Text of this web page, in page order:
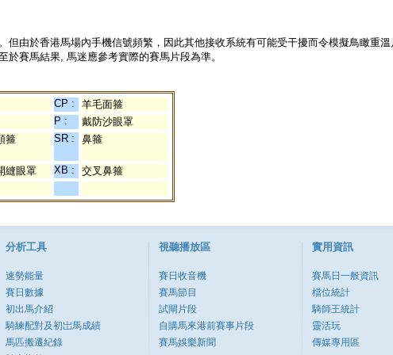
由於香港馬場內手機信號頻繁，因此其他接收系統有可能受干擾而令模擬鳥瞰重
賽馬結果, 馬迷應參考實際的賽馬片段為準。
CP :
羊毛面箍
P :
戴防沙眼罩
箍 SR : 鼻箍
縫眼罩 XB :
交叉鼻箍
分析工具
速勢能量
賽日數據
初出馬介紹
騎練配對及初岀馬成績
馬匹搬遷紀錄
視聽播放區
賽日收音機
賽馬節目
試閘片段
自購馬來港前賽事片段
賽馬娛樂新聞
實用資訊
賽馬日一般資訊
檔位統計
騎師王統計
靈活玩
傳媒專用區